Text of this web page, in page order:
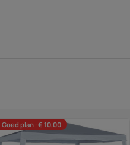
Goed plan -€ 10,00